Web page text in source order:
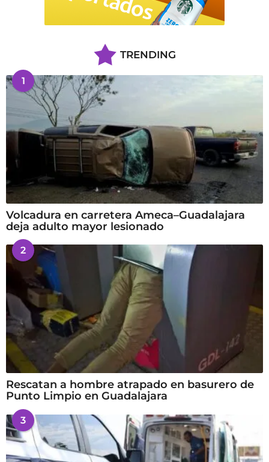
TRENDING
1
Volcadura en carretera Ameca–Guadalajara
deja adulto mayor lesionado
2
Rescatan a hombre atrapado en basurero de
Punto Limpio en Guadalajara
3